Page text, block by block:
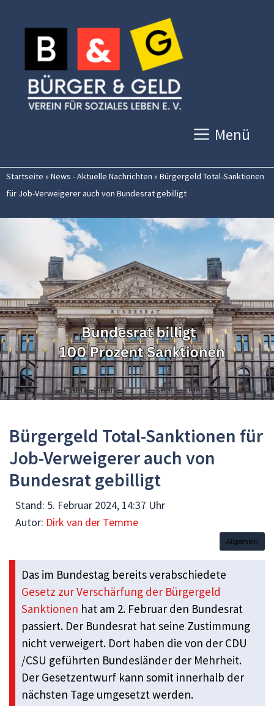
Inhalt
springen
Menü
Startseite » News - Aktuelle Nachrichten » Bürgergeld Total-Sanktionen
für Job-Verweigerer auch von Bundesrat gebilligt
Bürgergeld Total-Sanktionen für
Job-Verweigerer auch von
Bundesrat gebilligt
Stand: 5. Februar 2024, 14:37 Uhr
Autor: Dirk van der Temme
Allgemein
Das im Bundestag bereits verabschiedete
Gesetz zur Verschärfung der Bürgergeld
Sanktionen hat am 2. Februar den Bundesrat
passiert. Der Bundesrat hat seine Zustimmung
nicht verweigert. Dort haben die von der CDU
/CSU geführten Bundesländer der Mehrheit.
Der Gesetzentwurf kann somit innerhalb der
nächsten Tage umgesetzt werden.